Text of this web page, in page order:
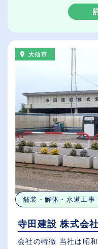
大仙市
舗装・解体・水道工事
寺田建設 株式会社
会社の特徴 当社は昭